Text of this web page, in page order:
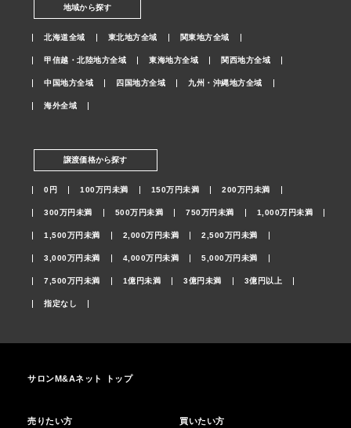
地域から探す
北海道全域 東北地方全域 関東地方全域
甲信越・北陸地方全域 東海地方全域 関西地方全域
中国地方全域 四国地方全域 九州・沖縄地方全域
海外全域
譲渡価格から探す
0円 100万円未満 150万円未満 200万円未満
300万円未満 500万円未満 750万円未満 1,000万円未満
1,500万円未満 2,000万円未満 2,500万円未満
3,000万円未満 4,000万円未満 5,000万円未満
7,500万円未満 1億円未満 3億円未満 3億円以上
指定なし
サロンM&Aネット トップ
売りたい方 買いたい方